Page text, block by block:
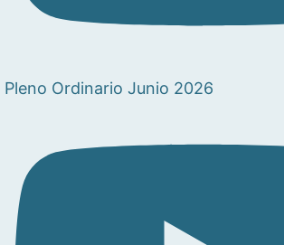
Pleno Ordinario Junio 2026